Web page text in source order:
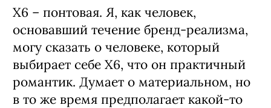
Х6 – понтовая. Я, как человек,
основавший течение бренд-реализма,
могу сказать о человеке, который
выбирает себе Х6, что он практичный
романтик. Думает о материальном, но
в то же время предполагает какой-то